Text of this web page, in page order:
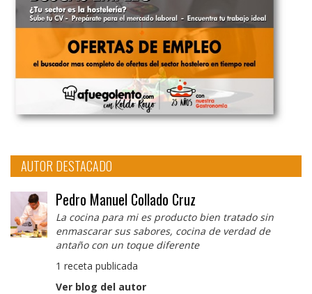
AUTOR DESTACADO
Pedro Manuel Collado Cruz
La cocina para mi es producto bien tratado sin
enmascarar sus sabores, cocina de verdad de
antaño con un toque diferente
1 receta publicada
Ver blog del autor